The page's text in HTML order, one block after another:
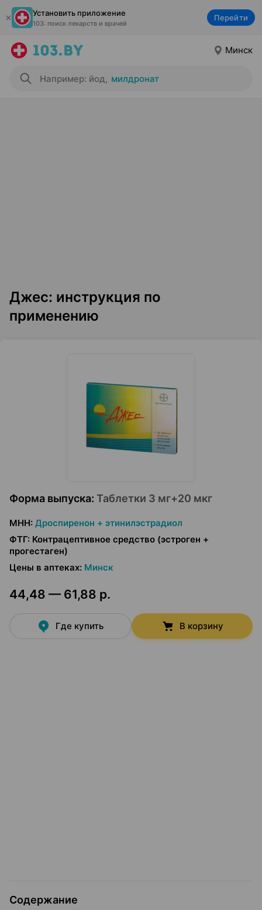
Установить приложение
103: поиск лекарств и врачей
Перейти
Минск
Например: йод, милдронат
Джес: инструкция по
применению
Форма выпуска: Таблетки 3 мг+20 мкг
МНН: Дроспиренон + этинилэстрадиол
ФТГ: Контрацептивное средство (эстроген +
прогестаген)
Цены в аптеках: Минск
44,48 — 61,88 р.
Где купить В корзину
Содержание